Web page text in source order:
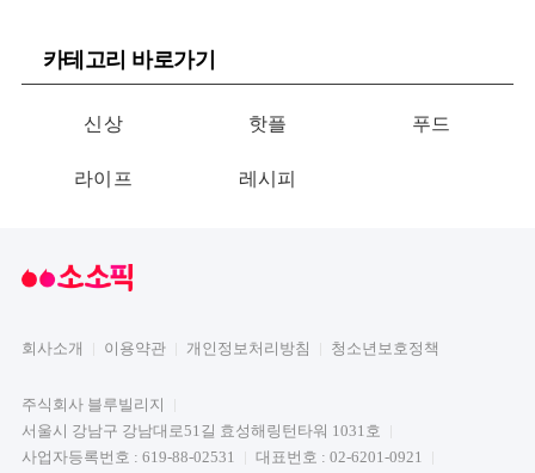
카테고리 바로가기
신상 핫플 푸드
라이프 레시피
회사소개 이용약관 개인정보처리방침 청소년보호정책
주식회사 블루빌리지
서울시 강남구 강남대로51길 효성해링턴타워 1031호
사업자등록번호 : 619-88-02531
대표번호 : 02-6201-0921